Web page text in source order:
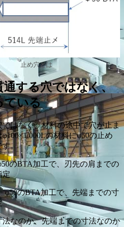
穴とは
通する穴ではなく、
ている
はなく、材料の途中で穴が止ま
の材料にφ50の止め
す。
のBTA加工で、刃先の肩までの
定
φ50のBTA加工で、先端までの寸
なのか、先端までの寸法なのか